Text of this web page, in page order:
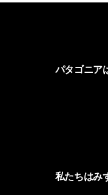
パタゴニア
私たちはみ